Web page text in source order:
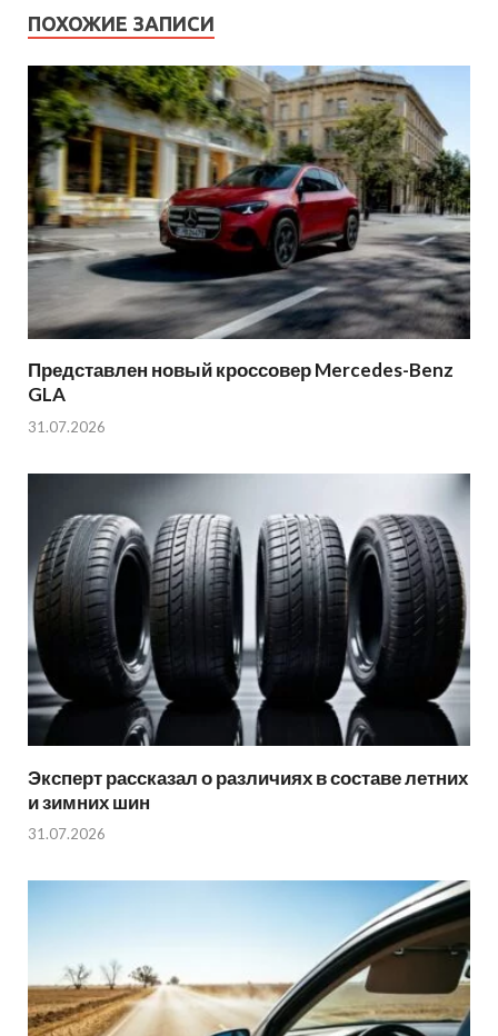
ПОХОЖИЕ ЗАПИСИ
Представлен новый кроссовер Mercedes-Benz
GLA
31.07.2026
Эксперт рассказал о различиях в составе летних
и зимних шин
31.07.2026